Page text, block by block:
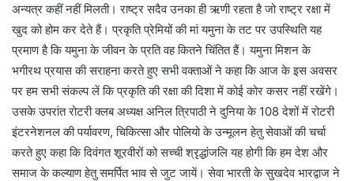
अन्यत्र कहीं नहीं मिलती। राष्ट्र सदैव उनका ही ऋणी रहता है जो राष्ट्र रक्षा में
खुद को होम कर देते हैं। प्रकृति प्रेमियों की मां यमुना के तट पर उपस्थिति यह
प्रमाण है कि यमुना के जीवन के प्रति वह कितने चिंतित हैं। यमुना मिशन के
भगीरथ प्रयास की सराहना करते हुए सभी वक्ताओं ने कहा कि आज के इस अवसर
पर हम सभी संकल्प लें कि प्रकृति की रक्षा की दिशा में कोई कोर कसर नहीं रखेंगे।
उसके उपरांत रोटरी क्लब अध्यक्ष अनिल त्रिपाठी ने दुनिया के 108 देशों में रोटरी
इंटरनेशनल की पर्यावरण, चिकित्सा और पोलियो के उन्मूलन हेतु सेवाओं की चर्चा
करते हुए कहा कि दिवंगत शूरवीरों को सच्ची श्रृद्धांजलि यह होगी कि हम देश और
समाज के कल्याण हेतु समर्पित भाव से जुट जायें। सेवा भारती के सुखदेव भारद्वाज ने